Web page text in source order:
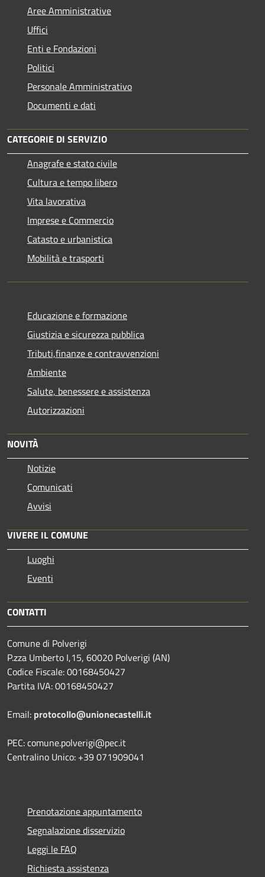
Aree Amministrative
Uffici
Enti e Fondazioni
Politici
Personale Amministrativo
Documenti e dati
CATEGORIE DI SERVIZIO
Anagrafe e stato civile
Cultura e tempo libero
Vita lavorativa
Imprese e Commercio
Catasto e urbanistica
Mobilità e trasporti
Educazione e formazione
Giustizia e sicurezza pubblica
Tributi,finanze e contravvenzioni
Ambiente
Salute, benessere e assistenza
Autorizzazioni
NOVITÀ
Notizie
Comunicati
Avvisi
VIVERE IL COMUNE
Luoghi
Eventi
CONTATTI
Comune di Polverigi
P.zza Umberto I,15, 60020 Polverigi (AN)
Codice Fiscale: 00168450427
Partita IVA: 00168450427
Email: protocollo@unionecastelli.it
PEC: comune.polverigi@pec.it
Centralino Unico: +39 071909041
Prenotazione appuntamento
Segnalazione disservizio
Leggi le FAQ
Richiesta assistenza